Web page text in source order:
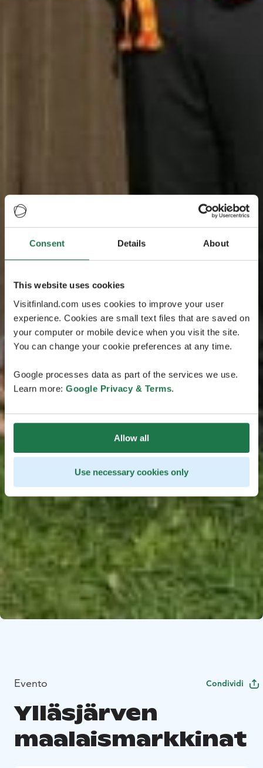
Consent Details About
This website uses cookies
Visitfinland.com uses cookies to improve your user
experience. Cookies are small text files that are saved on
your computer or mobile device when you visit the site.
You can change your cookie preferences at any time.
Google processes data as part of the services we use.
Learn more: Google Privacy & Terms.
Allow all
Use necessary cookies only
Evento Condividi
Ylläsjärven
maalaismarkkinat